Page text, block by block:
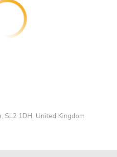
SL2 1DH, United Kingdom